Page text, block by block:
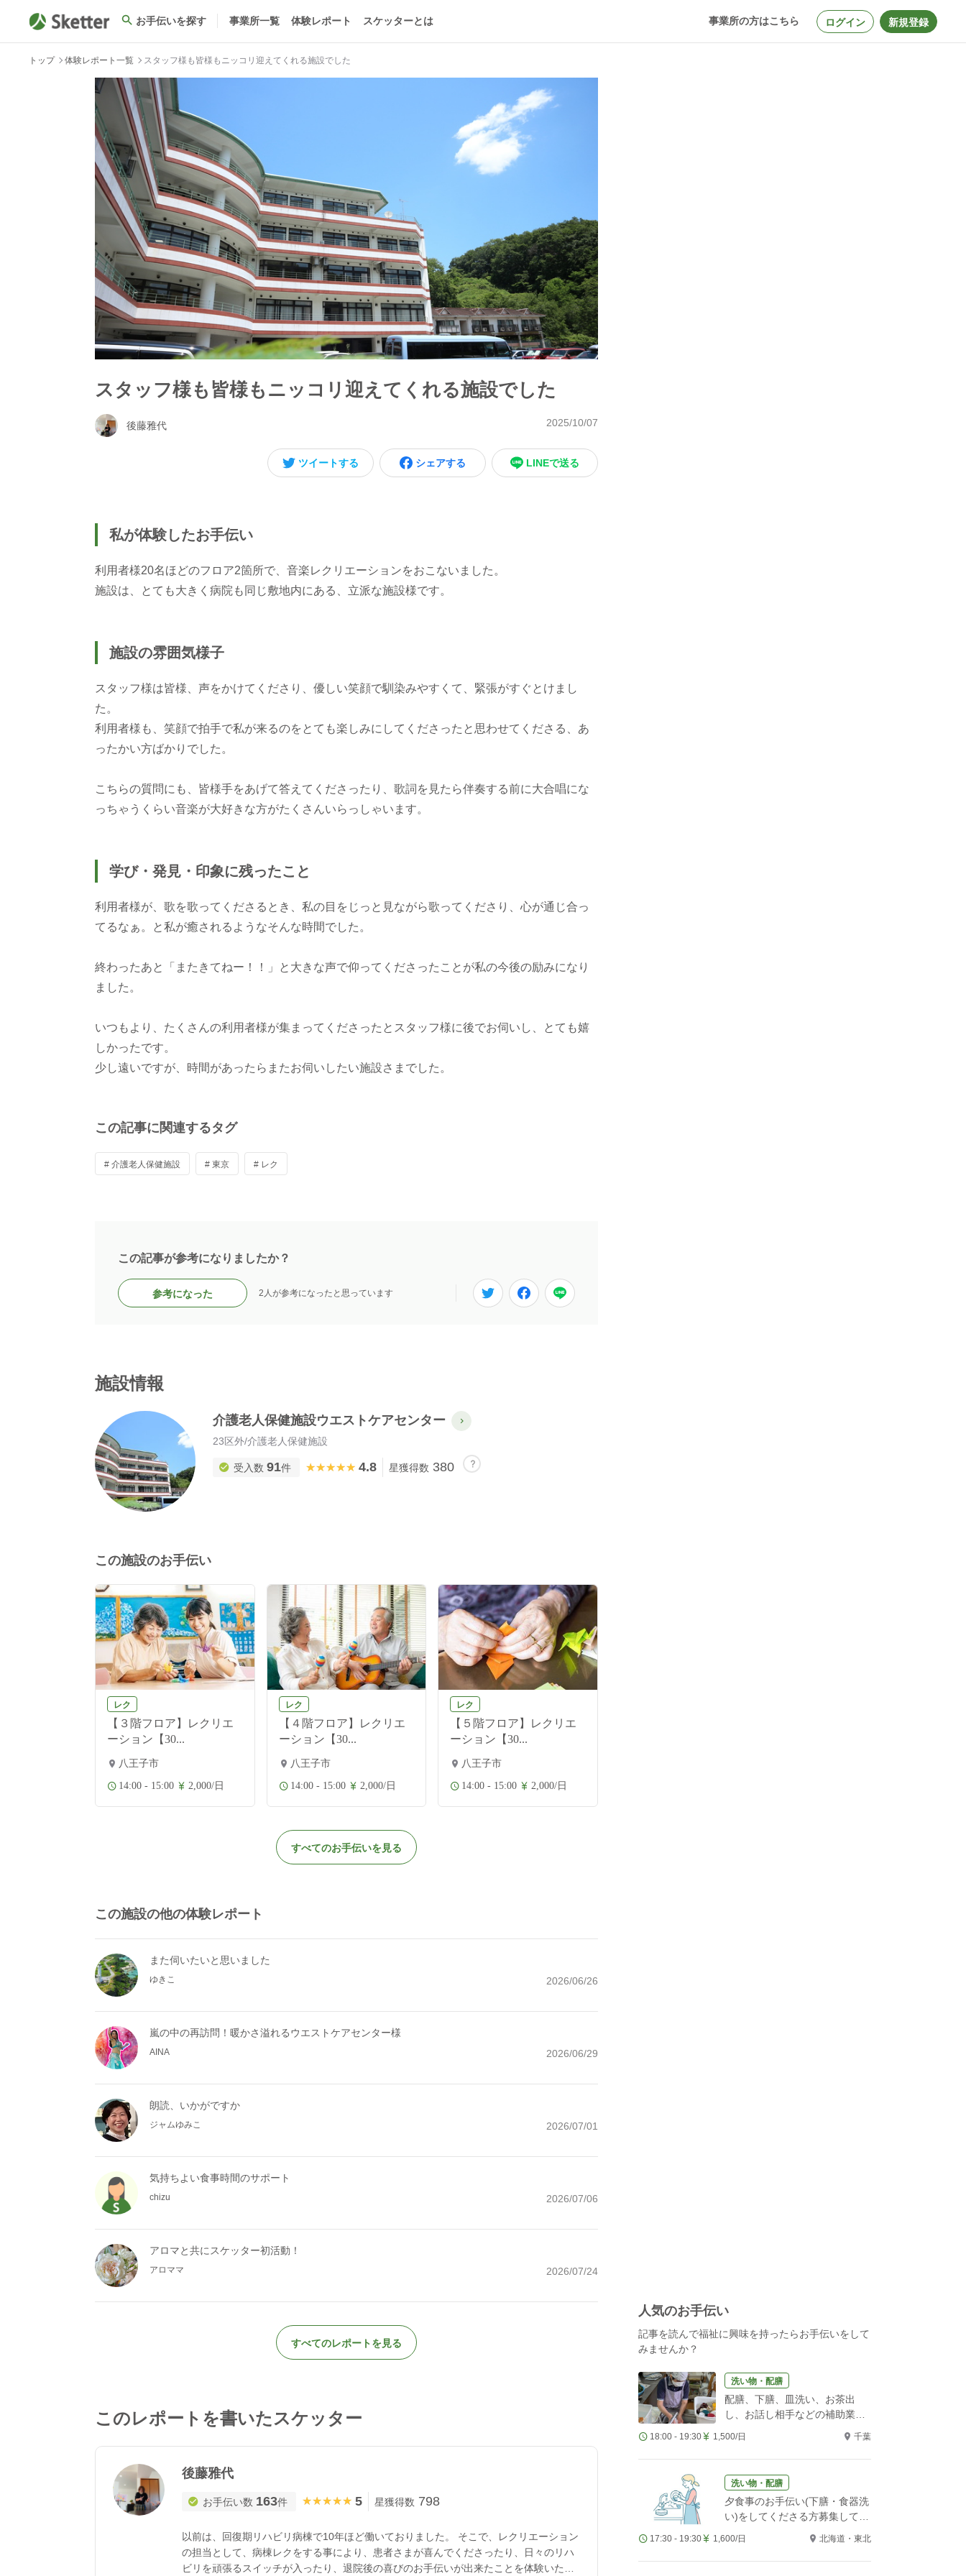
お手伝いを探す 事業所一覧 体験レポート スケッターとは 事業所の方はこちら ログイン 新規登録
トップ 体験レポート一覧 スタッフ様も皆様もニッコリ迎えてくれる施設でした
スタッフ様も皆様もニッコリ迎えてくれる施設でした
後藤雅代 2025/10/07
ツイートする シェアする LINEで送る
私が体験したお手伝い
利用者様20名ほどのフロア2箇所で、音楽レクリエーションをおこないました。
施設は、とても大きく病院も同じ敷地内にある、立派な施設様です。
施設の雰囲気様子
スタッフ様は皆様、声をかけてくださり、優しい笑顔で馴染みやすくて、緊張がすぐとけまし
た。
利用者様も、笑顔で拍手で私が来るのをとても楽しみにしてくださったと思わせてくださる、あ
ったかい方ばかりでした。
こちらの質問にも、皆様手をあげて答えてくださったり、歌詞を見たら伴奏する前に大合唱にな
っちゃうくらい音楽が大好きな方がたくさんいらっしゃいます。
学び・発見・印象に残ったこと
利用者様が、歌を歌ってくださるとき、私の目をじっと見ながら歌ってくださり、心が通じ合っ
てるなぁ。と私が癒されるようなそんな時間でした。
終わったあと「またきてねー！！」と大きな声で仰ってくださったことが私の今後の励みになり
ました。
いつもより、たくさんの利用者様が集まってくださったとスタッフ様に後でお伺いし、とても嬉
しかったです。
少し遠いですが、時間があったらまたお伺いしたい施設さまでした。
この記事に関連するタグ
# 介護老人保健施設 # 東京 # レク
この記事が参考になりましたか？
参考になった 2人が参考になったと思っています
施設情報
介護老人保健施設ウエストケアセンター
23区外/介護老人保健施設
受入数 91件 ★★★★★
★★★★★ 4.8 星獲得数 380
この施設のお手伝い
レク
【３階フロア】レクリエ
ーション【30...
八王子市
14:00 - 15:00 2,000/日
レク
【４階フロア】レクリエ
ーション【30...
八王子市
14:00 - 15:00 2,000/日
レク
【５階フロア】レクリエ
ーション【30...
八王子市
14:00 - 15:00 2,000/日
すべてのお手伝いを見る
この施設の他の体験レポート
また伺いたいと思いました
ゆきこ 2026/06/26
嵐の中の再訪問！暖かさ溢れるウエストケアセンター様
AINA 2026/06/29
朗読、いかがですか
ジャムゆみこ 2026/07/01
気持ちよい食事時間のサポート
chizu 2026/07/06
アロマと共にスケッター初活動！
アロママ 2026/07/24
すべてのレポートを見る
このレポートを書いたスケッター
後藤雅代
お手伝い数 163件 ★★★★★
★★★★★ 5 星獲得数 798
以前は、回復期リハビリ病棟で10年ほど働いておりました。 そこで、レクリエーション
の担当として、病棟レクをする事により、患者さまが喜んでくださったり、日々のリハ
ビリを頑張るスイッチが入ったり、退院後の喜びのお手伝いが出来たことを体験いたし
人気のお手伝い
記事を読んで福祉に興味を持ったらお手伝いをして
みませんか？
洗い物・配膳
配膳、下膳、皿洗い、お茶出
し、お話し相手などの補助業務
18:00 - 19:30 1,500/日 千葉
洗い物・配膳
夕食事のお手伝い(下膳・食器洗
い)をしてくださる方募集してい
17:30 - 19:30 1,600/日 北海道・東北